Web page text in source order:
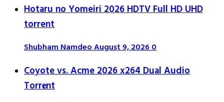
Hotaru no Yomeiri 2026 HDTV Full HD UHD
torrent
Shubham NamdeoAugust 9, 20260
Coyote vs. Acme 2026 x264 Dual Audio
Torr𝐞nt